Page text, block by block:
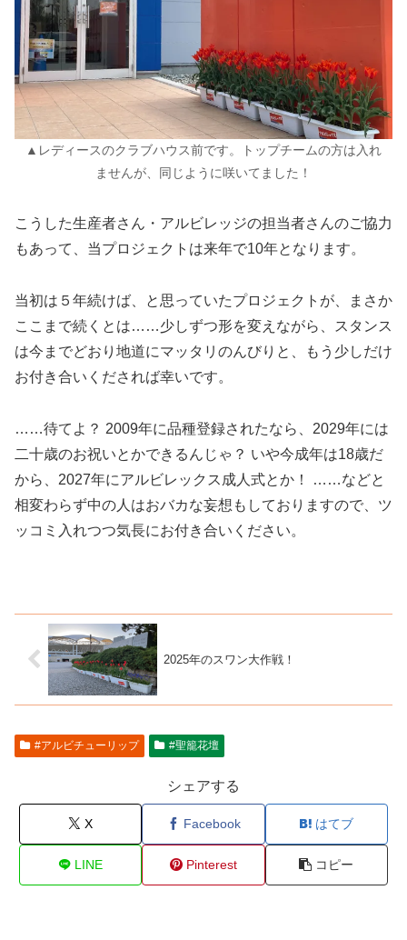
▲レディースのクラブハウス前です。トップチームの方は入れ
ませんが、同じように咲いてました！
こうした生産者さん・アルビレッジの担当者さんのご協力
もあって、当プロジェクトは来年で10年となります。
当初は５年続けば、と思っていたプロジェクトが、まさか
ここまで続くとは……少しずつ形を変えながら、スタンス
は今までどおり地道にマッタリのんびりと、もう少しだけ
お付き合いくだされば幸いです。
……待てよ？ 2009年に品種登録されたなら、2029年には
二十歳のお祝いとかできるんじゃ？ いや今成年は18歳だ
から、2027年にアルビレックス成人式とか！ ……などと
相変わらず中の人はおバカな妄想もしておりますので、ツ
ッコミ入れつつ気長にお付き合いください。
2025年のスワン大作戦！
#アルビチューリップ #聖籠花壇
シェアする
X Facebook はてブ
LINE Pinterest コピー